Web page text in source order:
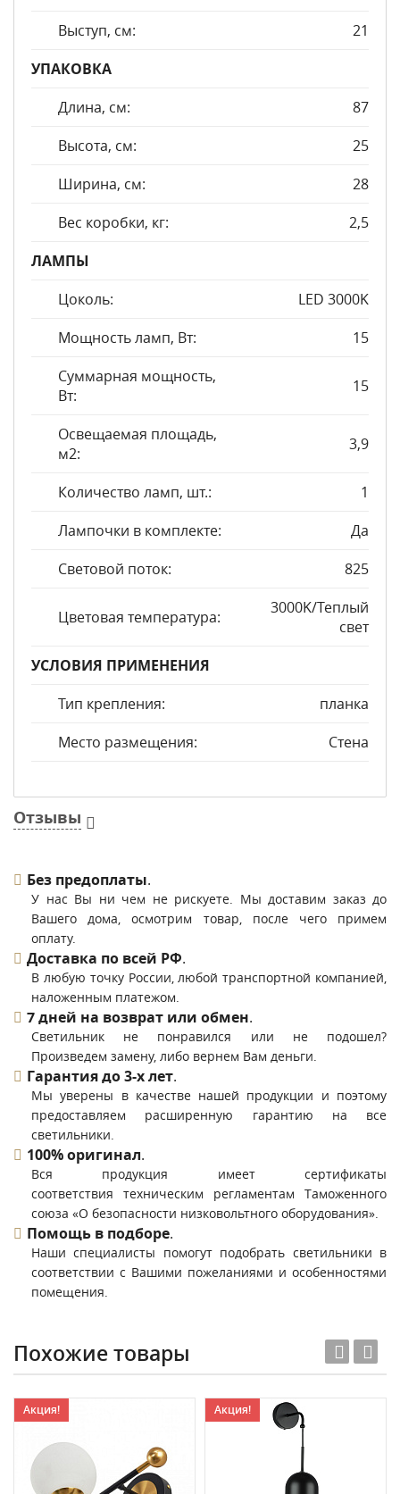
Выступ, см:
21
УПАКОВКА
Длина, см:
87
Высота, см:
25
Ширина, см:
28
Вес коробки, кг:
2,5
ЛАМПЫ
Цоколь:
LED 3000K
Мощность ламп, Вт:
15
Суммарная мощность,
Вт:
15
Освещаемая площадь,
м2:
3,9
Количество ламп, шт.:
1
Лампочки в комплекте:
Да
Световой поток:
825
Цветовая температура:
3000K/Теплый
свет
УСЛОВИЯ ПРИМЕНЕНИЯ
Тип крепления:
планка
Место размещения:
Стена
Отзывы
Без предоплаты.
У нас Вы ни чем не рискуете. Мы доставим заказ до
Вашего дома, осмотрим товар, после чего примем
оплату.
Доставка по всей РФ.
В любую точку России, любой транспортной компанией,
наложенным платежом.
7 дней на возврат или обмен.
Светильник не понравился или не подошел?
Произведем замену, либо вернем Вам деньги.
Гарантия до 3-х лет.
Мы уверены в качестве нашей продукции и поэтому
предоставляем расширенную гарантию на все
светильники.
100% оригинал.
Вся продукция имеет сертификаты
соответствия техническим регламентам Таможенного
союза «О безопасности низковольтного оборудования».
Помощь в подборе.
Наши специалисты помогут подобрать светильники в
соответствии с Вашими пожеланиями и особенностями
помещения.
Похожие товары
Акция! Акция!